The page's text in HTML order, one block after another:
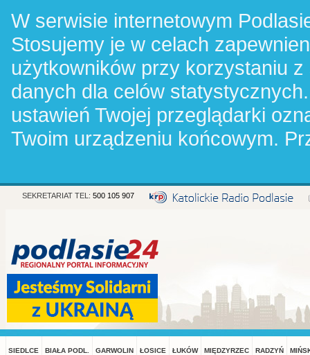
W serwisie internetowym
Stosujemy je w celach
użytkowników przy korzystaniu
danych dla celów
ustawień Twojej przeglądarki
Twoim urządzeniu końcowym.
SEKRETARIAT TEL: 500 105 907
SIEDLCE BIAŁA PODL. GARWOLIN ŁOSICE ŁUKÓW MIĘDZYRZEC RADZYŃ